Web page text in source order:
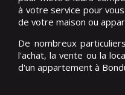
à votre service pour
de votre maison ou
De nombreux
l'achat, la vente ou la
d'un appartement à